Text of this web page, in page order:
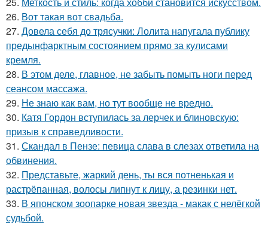
26. Вот такая вот свадьба.
27. Довела себя до трясучки: Лолита напугала публику
предынфарктным состоянием прямо за кулисами
кремля.
28. В этом деле, главное, не забыть помыть ноги перед
сеансом массажа.
29. Не знаю как вам, но тут вообще не вредно.
30. Катя Гордон вступилась за лерчек и блиновскую:
призыв к справедливости.
31. Скандал в Пензе: певица слава в слезах ответила на
обвинения.
32. Представьте, жаркий день, ты вся потненькая и
растрёпанная, волосы липнут к лицу, а резинки нет.
33. В японском зоопарке новая звезда - макак с нелёгкой
судьбой.